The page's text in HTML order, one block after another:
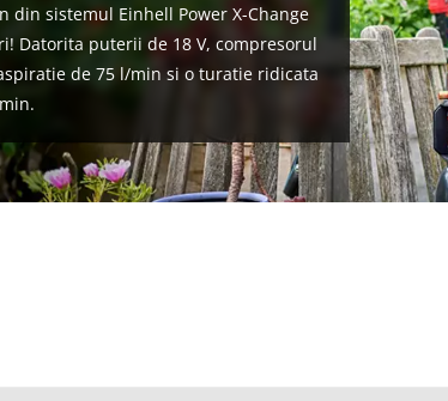
din sistemul Einhell Power X-Change
Datorita puterii de 18 V, compresorul
de 75 l/min si o turatie ridicata